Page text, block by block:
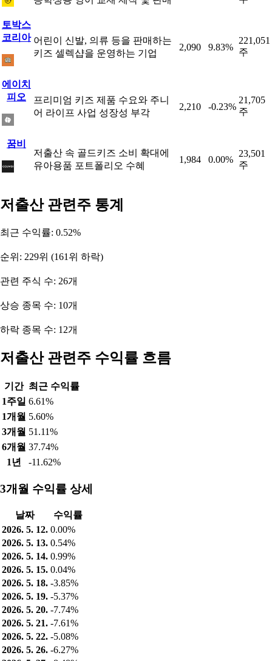
토박스
코리아 어린이 신발, 의류 등을 판매하는
키즈 셀렉샵을 운영하는 기업
2,090 9.83%
221,051
주
에이치
피오
프리미엄 키즈 제품 수요와 주니
어 라이프 사업 성장성 부각
2,210 -0.23%
21,705
주
꿈비
저출산 속 골드키즈 소비 확대에
유아용품 포트폴리오 수혜
1,984 0.00%
23,501
주
저출산 관련주 통계
최근 수익률: 0.52%
순위: 229위 (161위 하락)
관련 주식 수: 26개
상승 종목 수: 10개
하락 종목 수: 12개
저출산 관련주 수익률 흐름
기간 최근 수익률
1주일 6.61%
1개월 5.60%
3개월 51.11%
6개월 37.74%
1년
-11.62%
3개월 수익률 상세
날짜
수익률
2026. 5. 12. 0.00%
2026. 5. 13. 0.54%
2026. 5. 14. 0.99%
2026. 5. 15. 0.04%
2026. 5. 18. -3.85%
2026. 5. 19. -5.37%
2026. 5. 20. -7.74%
2026. 5. 21. -7.61%
2026. 5. 22. -5.08%
2026. 5. 26. -6.27%